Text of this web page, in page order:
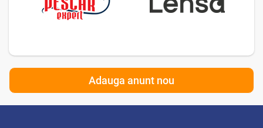
Adauga anunt nou